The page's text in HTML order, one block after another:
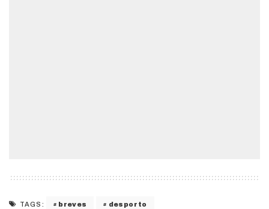
TAGS: breves desporto